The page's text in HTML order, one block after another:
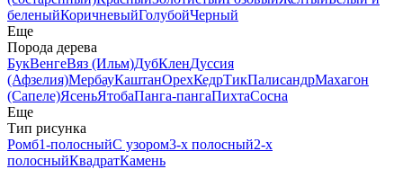
беленыйКоричневыйГолубойЧерный
Еще
Порода дерева
БукВенгеВяз (Ильм)ДубКленДуссия
(Афзелия)МербауКаштанОрехКедрТикПалисандрМахагон
(Сапеле)ЯсеньЯтобаПанга-пангаПихтаСосна
Еще
Тип рисунка
Ромб1-полосныйС узором3-х полосный2-х
полосныйКвадратКамень